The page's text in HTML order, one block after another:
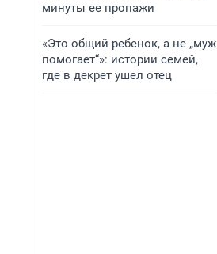
минуты ее пропажи
«Это общий ребенок, а не „муж
помогает“»: истории семей,
где в декрет ушел отец